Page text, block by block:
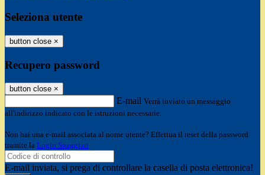
Seleziona utente
button close ×
Recupero password
button close ×
E-mail Verrà inviato un messaggio
all'indirizzo indicato con le istruzioni necessarie.
Non hai una e-mail associata al nome utente? Effettua il reset della password
tramite la Login Spaggiari
E-mail inviata, si prega di controllare la casella di posta elettronica!